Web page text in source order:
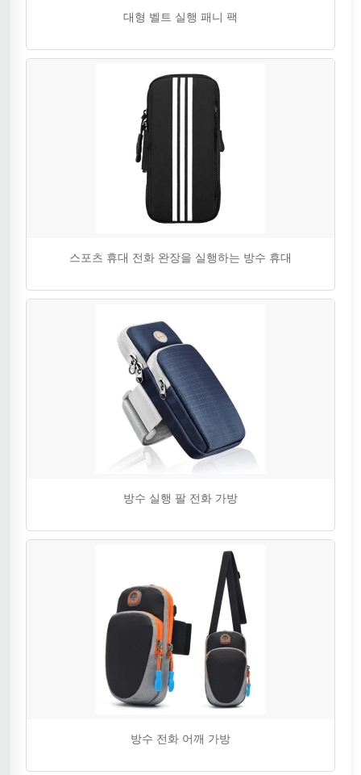
대형 벨트 실행 패니 팩
스포츠 휴대 전화 완장을 실행하는 방수 휴대
방수 실행 팔 전화 가방
방수 전화 어깨 가방